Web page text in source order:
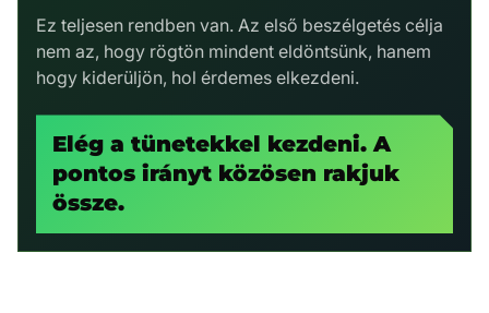
Ez teljesen rendben van. Az első beszélgetés célja
nem az, hogy rögtön mindent eldöntsünk, hanem
hogy kiderüljön, hol érdemes elkezdeni.
Elég a tünetekkel kezdeni. A
pontos irányt közösen rakjuk
össze.